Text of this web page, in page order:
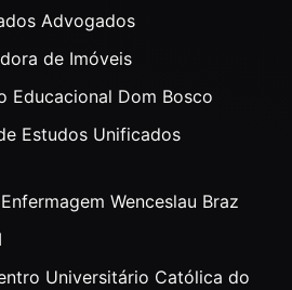
Advogados
de Imóveis
Educacional Dom Bosco
Estudos Unificados
Wenceslau Braz
Universitário Católica do